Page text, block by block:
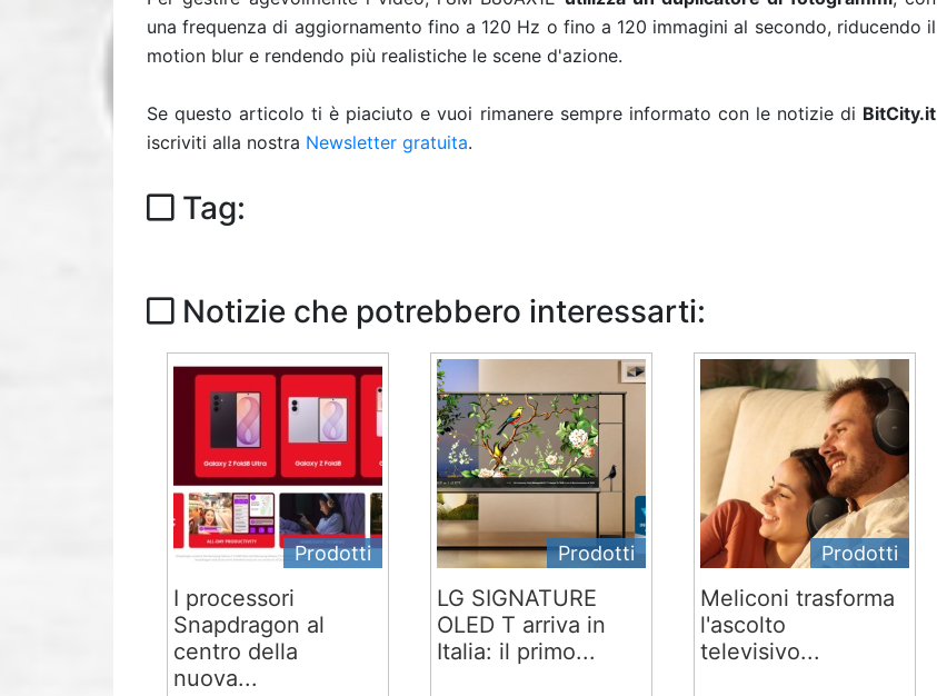
una frequenza di aggiornamento fino a 120 Hz o fino a 120 immagini al secondo, riducendo il
motion blur e rendendo più realistiche le scene d'azione.
Se questo articolo ti è piaciuto e vuoi rimanere sempre informato con le notizie di BitCity.it
iscriviti alla nostra Newsletter gratuita.
Tag:
Notizie che potrebbero interessarti:
Prodotti
I processori
Snapdragon al
centro della
nuova...
Prodotti
LG SIGNATURE
OLED T arriva in
Italia: il primo...
Prodotti
Meliconi trasforma
l'ascolto
televisivo...